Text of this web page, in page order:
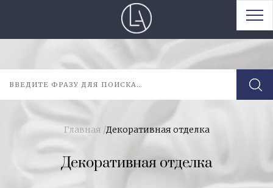
Главная /Декоративная отделка
Декоративная отделка